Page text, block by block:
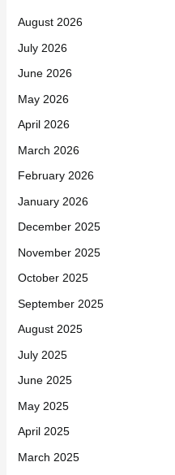
August 2026
July 2026
June 2026
May 2026
April 2026
March 2026
February 2026
January 2026
December 2025
November 2025
October 2025
September 2025
August 2025
July 2025
June 2025
May 2025
April 2025
March 2025